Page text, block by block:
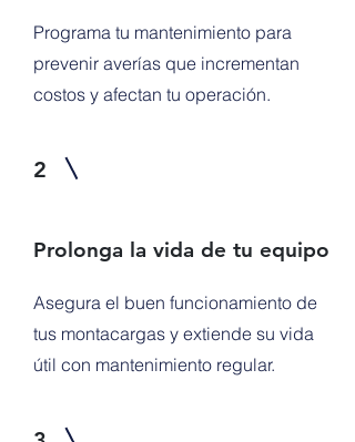
Programa tu mantenimiento para
prevenir averías que incrementan
costos y afectan tu operación.
2
Prolonga la vida de tu equipo
Asegura el buen funcionamiento de
tus montacargas y extiende su vida
útil con mantenimiento regular.